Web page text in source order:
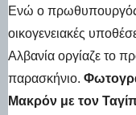
Ενώ ο πρωθυπουργός
οικογενειακές
Αλβανία οργίαζε το
παρασκήνιο.
Μακρόν με τον